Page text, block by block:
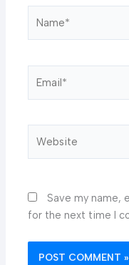
Save my name,
for the next time I